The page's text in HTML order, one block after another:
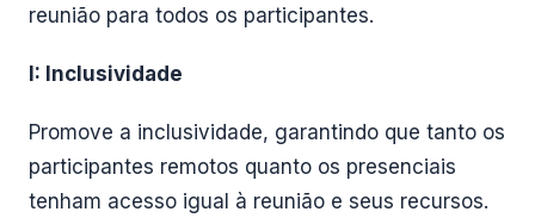
reunião para todos os participantes.
I: Inclusividade
Promove a inclusividade, garantindo que tanto os
participantes remotos quanto os presenciais
tenham acesso igual à reunião e seus recursos.